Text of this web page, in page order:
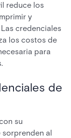
reduce los
y
credenciales
los costos de
para
de
su
al